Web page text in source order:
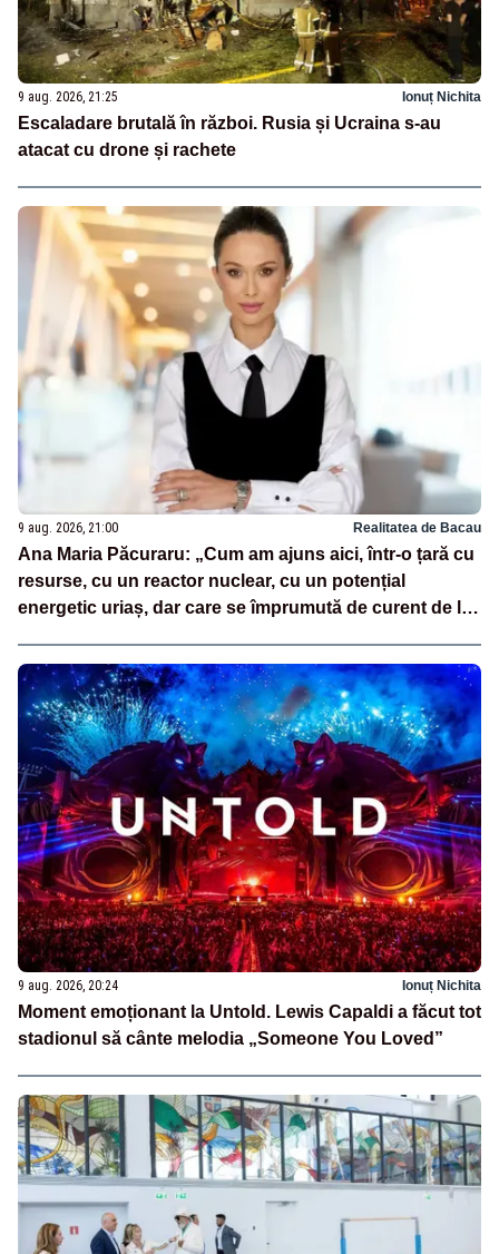
9 aug. 2026, 21:25 Ionuț Nichita
Escaladare brutală în război. Rusia și Ucraina s-au
atacat cu drone și rachete
9 aug. 2026, 21:00 Realitatea de Bacau
Ana Maria Păcuraru: „Cum am ajuns aici, într-o țară cu
resurse, cu un reactor nuclear, cu un potențial
energetic uriaș, dar care se împrumută de curent de la
9 aug. 2026, 20:24 Ionuț Nichita
Moment emoționant la Untold. Lewis Capaldi a făcut tot
stadionul să cânte melodia „Someone You Loved”